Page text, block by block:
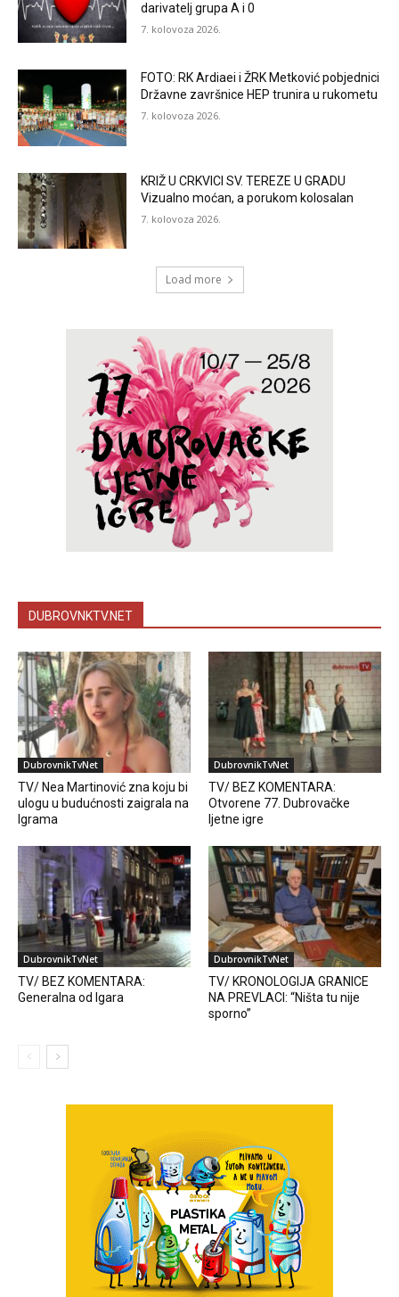
darivatelj grupa A i 0
7. kolovoza 2026.
FOTO: RK Ardiaei i ŽRK Metković pobjednici
Državne završnice HEP trunira u rukometu
7. kolovoza 2026.
KRIŽ U CRKVICI SV. TEREZE U GRADU
Vizualno moćan, a porukom kolosalan
7. kolovoza 2026.
Load more
DUBROVNKTV.NET
DubrovnikTvNet
TV/ Nea Martinović zna koju bi
ulogu u budućnosti zaigrala na
Igrama
DubrovnikTvNet
TV/ BEZ KOMENTARA:
Otvorene 77. Dubrovačke
ljetne igre
DubrovnikTvNet
TV/ BEZ KOMENTARA:
Generalna od Igara
DubrovnikTvNet
TV/ KRONOLOGIJA GRANICE
NA PREVLACI: “Ništa tu nije
sporno”